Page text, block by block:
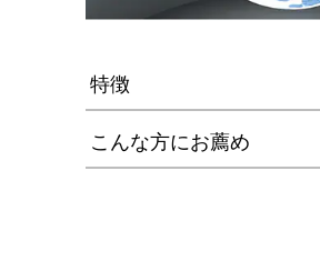
特徴
こんな方にお薦め